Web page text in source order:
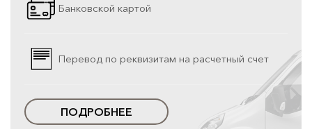
Банковской картой
Перевод по реквизитам на расчетный счет
ПОДРОБНЕЕ